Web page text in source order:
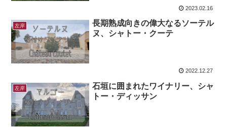
2023.02.16
左岸
長期熟成向きの偉大なるソーテル
ヌ、シャトー・クーテ
2022.12.27
左岸
石垣に囲まれたワイナリー、シャ
トー・ディッサン